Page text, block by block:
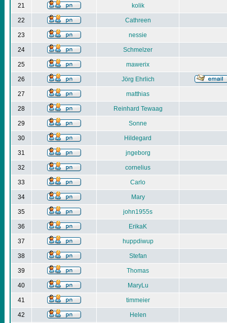
21 kolik
22 Cathreen
23 nessie
24 Schmelzer
25 mawerix
26 Jörg Ehrlich
27 matthias
28 Reinhard Tewaag
29 Sonne
30 Hildegard
31 jngeborg
32 cornelius
33 Carlo
34 Mary
35 john1955s
36 ErikaK
37 huppdiwup
38 Stefan
39 Thomas
40 MaryLu
41 timmeier
42 Helen